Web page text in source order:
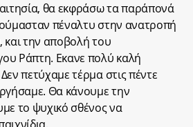
θα εκφράσω τα παράπονά
πέναλτυ στην ανατροπή
την αποβολή του
Ράπτη. Εκανε πολύ καλή
πετύχαμε τέρμα στις πέντε
Θα κάνουμε την
το ψυχικό σθένος να